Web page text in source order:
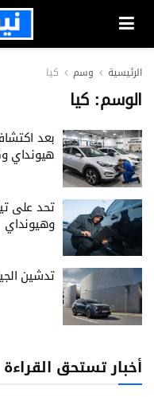
الرئيسية وسم كيا
الوسم: كيا
بعد
هيونداي
تحد على
وهيونداي
تدشين
أخبار تستحق القراءة